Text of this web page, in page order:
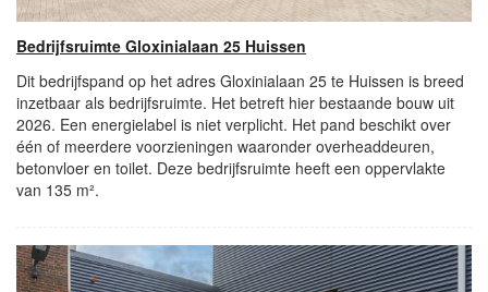
Bedrijfsruimte Gloxinialaan 25 Huissen
Dit bedrijfspand op het adres Gloxinialaan 25 te Huissen is breed
inzetbaar als bedrijfsruimte. Het betreft hier bestaande bouw uit
2026. Een energielabel is niet verplicht. Het pand beschikt over
één of meerdere voorzieningen waaronder overheaddeuren,
betonvloer en toilet. Deze bedrijfsruimte heeft een oppervlakte
van 135 m².